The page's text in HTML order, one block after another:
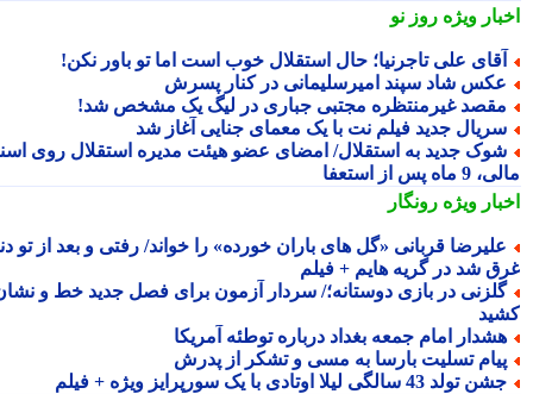
ویژهروز نو
علی تاجرنیا؛ حال استقلال خوب است اما تو باور نکن!
شاد سپند امیرسلیمانی در کنار پسرش
غیرمنتظره مجتبی جباری در لیگ یک مشخص شد!
جدید فیلم نت با یک معمای جنایی آغاز شد
جدید به استقلال/ امضای عضو هیئت مدیره استقلال روی اسناد
پس از استعفا
ویژهرونگار
قربانی «گل های باران خورده» را خواند/ رفتی و بعد از تو دنیا
شد در گریه هایم + فیلم
در بازی دوستانه؛/ سردار آزمون برای فصل جدید خط و نشان
امام جمعه بغداد درباره توطئه آمریکا
تسلیت بارسا به مسی و تشکر از پدرش
تولد 43 سالگی لیلا اوتادی با یک سورپرایز ویژه + فیلم